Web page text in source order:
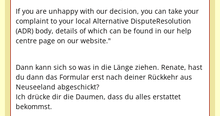
If you are unhappy with our decision, you can take your
complaint to your local Alternative DisputeResolution
(ADR) body, details of which can be found in our help
centre page on our website."
Dann kann sich so was in die Länge ziehen. Renate, hast
du dann das Formular erst nach deiner Rückkehr aus
Neuseeland abgeschickt?
Ich drücke dir die Daumen, dass du alles erstattet
bekommst.